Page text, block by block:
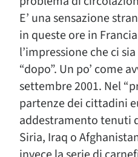
E’ una sensazione
in queste ore in
l’impressione che ci
“dopo”. Un po’ come
settembre 2001. Nel
partenze dei cittadini
addestramento tenuti
Siria, Iraq o